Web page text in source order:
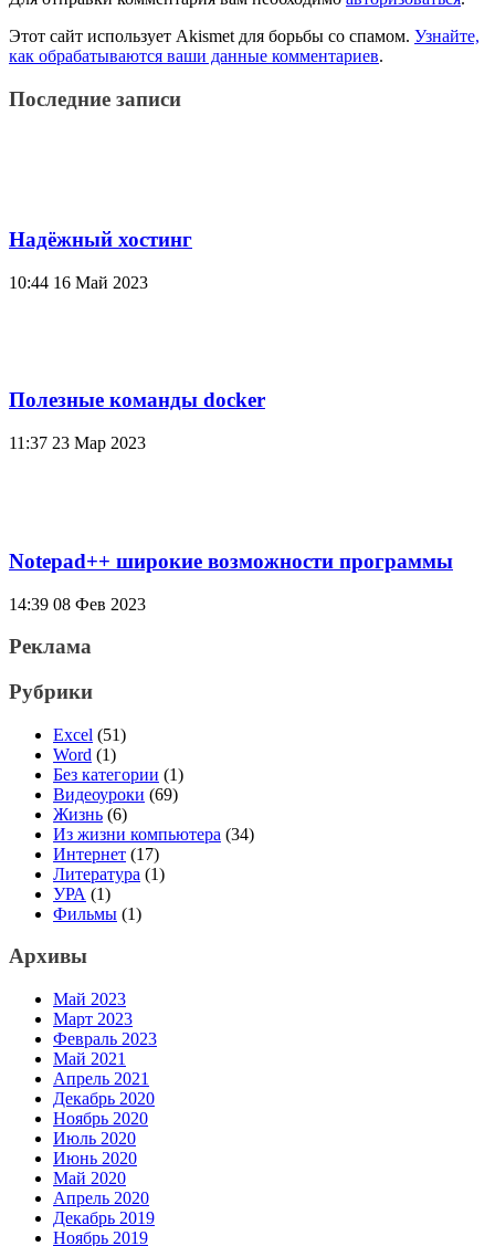
Этот сайт использует Akismet для борьбы со спамом. Узнайте,
как обрабатываются ваши данные комментариев.
Последние записи
Надёжный хостинг
10:44 16 Май 2023
Полезные команды docker
11:37 23 Мар 2023
Notepad++ широкие возможности программы
14:39 08 Фев 2023
Реклама
Рубрики
Excel (51)
Word (1)
Без категории (1)
Видеоуроки (69)
Жизнь (6)
Из жизни компьютера (34)
Интернет (17)
Литература (1)
УРА (1)
Фильмы (1)
Архивы
Май 2023
Март 2023
Февраль 2023
Май 2021
Апрель 2021
Декабрь 2020
Ноябрь 2020
Июль 2020
Июнь 2020
Май 2020
Апрель 2020
Декабрь 2019
Ноябрь 2019